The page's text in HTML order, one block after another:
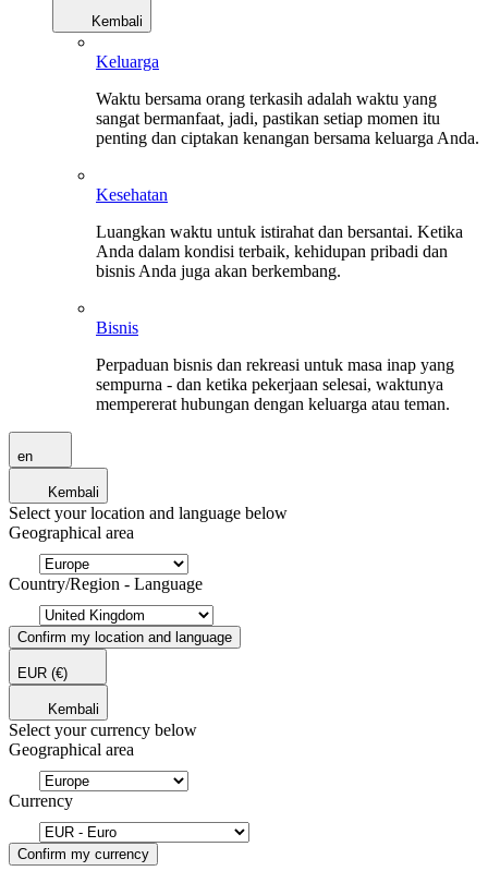
Kembali
Keluarga
Waktu bersama orang terkasih adalah waktu yang
sangat bermanfaat, jadi, pastikan setiap momen itu
penting dan ciptakan kenangan bersama keluarga Anda.
Kesehatan
Luangkan waktu untuk istirahat dan bersantai. Ketika
Anda dalam kondisi terbaik, kehidupan pribadi dan
bisnis Anda juga akan berkembang.
Bisnis
Perpaduan bisnis dan rekreasi untuk masa inap yang
sempurna - dan ketika pekerjaan selesai, waktunya
mempererat hubungan dengan keluarga atau teman.
en
Kembali
Select your location and language below
Geographical area
Country/Region - Language
Confirm my location and language
EUR (€)
Kembali
Select your currency below
Geographical area
Currency
Confirm my currency